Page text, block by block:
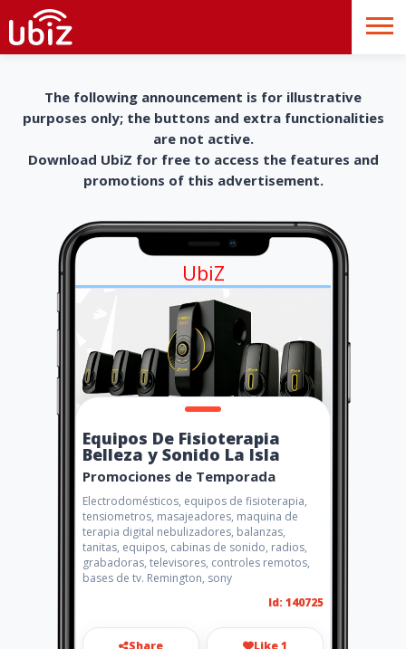
The following announcement is for illustrative
purposes only; the buttons and extra functionalities
are not active.
Download UbiZ for free to access the features and
promotions of this advertisement.
UbiZ
Equipos De Fisioterapia
Belleza y Sonido La Isla
Promociones de Temporada
Electrodomésticos, equipos de fisioterapia,
tensiometros, masajeadores, maquina de
terapia digital nebulizadores, balanzas,
tanitas, equipos, cabinas de sonido, radios,
grabadoras, televisores, controles remotos,
bases de tv. Remington, sony
Id: 140725
Share Like 1